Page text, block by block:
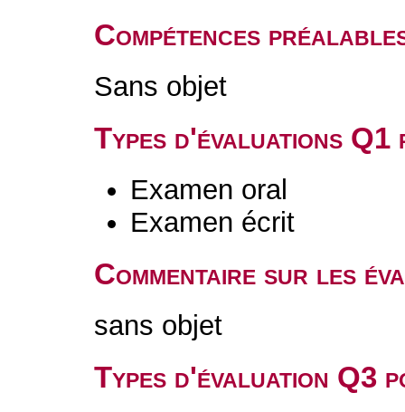
Compétences
Sans objet
Types d'évaluations
Examen oral
Examen écrit
Commentaire sur les
sans objet
Types d'évaluation Q3